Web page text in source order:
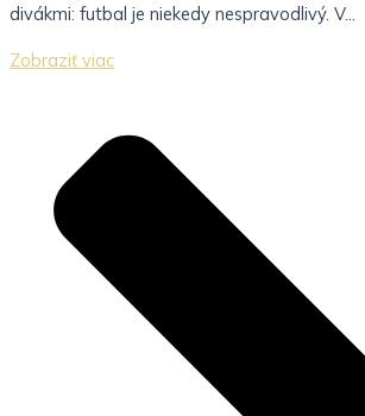
divákmi: futbal je niekedy nespravodlivý. V...
Zobraziť viac